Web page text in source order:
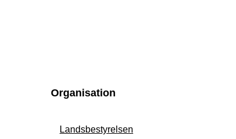
Organisation
Landsbestyrelsen